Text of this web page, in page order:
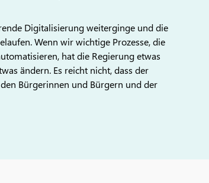
Digitalisierung weiterginge und die
Wenn wir wichtige Prozesse, die
hat die Regierung etwas
ändern. Es reicht nicht, dass der
Bürgerinnen und Bürgern und der